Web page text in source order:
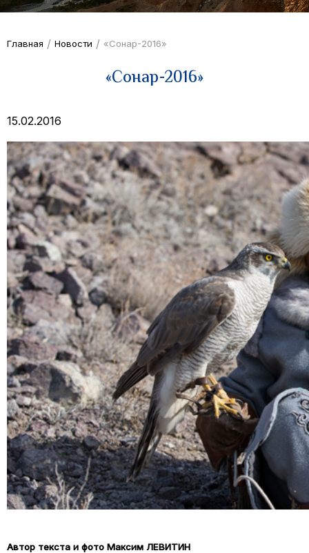
Главная / Новости / «Сонар-2016»
«Сонар-2016»
15.02.2016
Автор текста и фото Максим ЛЕВИТИН